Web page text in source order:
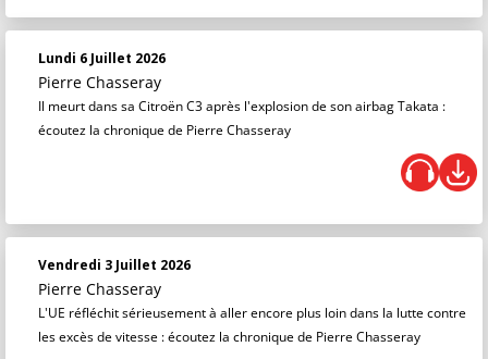
Lundi 6 Juillet 2026
Pierre Chasseray
Il meurt dans sa Citroën C3 après l'explosion de son airbag Takata :
écoutez la chronique de Pierre Chasseray
Vendredi 3 Juillet 2026
Pierre Chasseray
L'UE réfléchit sérieusement à aller encore plus loin dans la lutte contre
les excès de vitesse : écoutez la chronique de Pierre Chasseray